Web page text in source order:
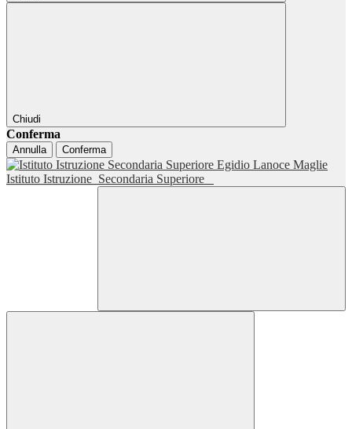
Chiudi
Conferma
Annulla Conferma
Istituto Istruzione Secondaria Superiore